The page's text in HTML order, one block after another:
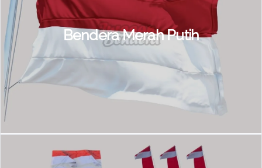
Bendera Merah Putih